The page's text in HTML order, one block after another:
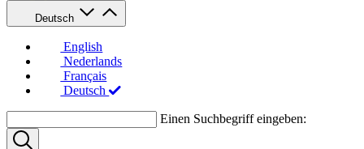
Deutsch
English
Nederlands
Français
Deutsch
Einen Suchbegriff eingeben: